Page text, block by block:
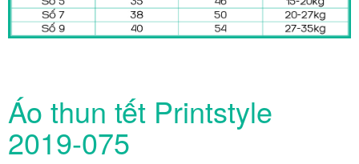
Áo thun tết Printstyle
2019-075